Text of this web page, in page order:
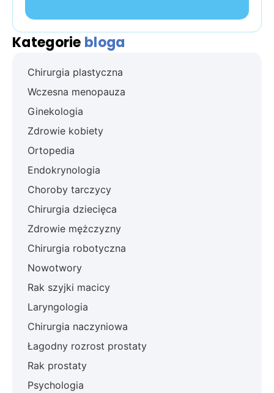
Kategorie bloga
Chirurgia plastyczna
Wczesna menopauza
Ginekologia
Zdrowie kobiety
Ortopedia
Endokrynologia
Choroby tarczycy
Chirurgia dziecięca
Zdrowie mężczyzny
Chirurgia robotyczna
Nowotwory
Rak szyjki macicy
Laryngologia
Chirurgia naczyniowa
Łagodny rozrost prostaty
Rak prostaty
Psychologia